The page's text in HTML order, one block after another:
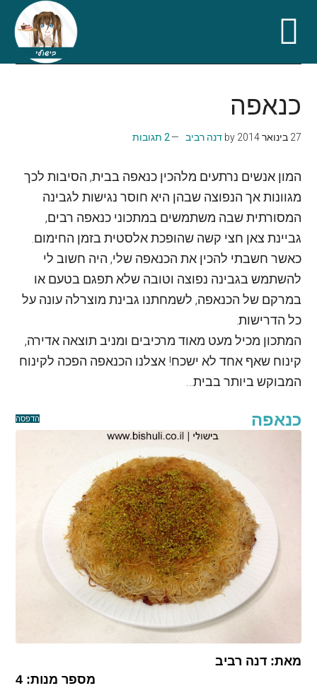
main
content
secondary
menu
primary
sidebar
footer
כנאפה
27 בינואר 2014 by דנה רביב 2 תגובות
המון אנשים נרתעים מלהכין כנאפה בבית, הסיבות לכך
מגוונות אך הנפוצה שבהן היא חוסר נגישות לגבינה
המסורתית שבה משתמשים במתכוני כנאפה רבים,
גביינת צאן חצי קשה שהופכת אלסטית בזמן החימום.
כאשר חשבתי להכין את הכנאפה שלי, היה חשוב לי
להשתמש בגבינה נפוצה וטובה שלא תפגם בטעם או
במרקם של הכנאפה, לשמחתנו גבינת מוצרלה עונה על
כל הדרישות.
המתכון מכיל מעט מאוד מרכיבים ומניב תוצאה אדירה,
קינוח שאף אחד לא ישכח! אצלנו הכנאפה הפכה לקינוח
המבוקש ביותר בבית…
הדפסה כנאפה
מאת:דנה רביב
מספר מנות: 4